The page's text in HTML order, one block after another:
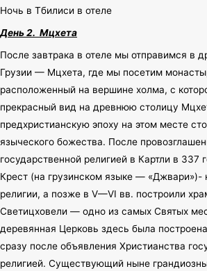
Ночь в Тбилиси в отеле
День 2. Мцхета
После завтрака в отеле мы отправимся в
Грузии — Мцхета, где мы посетим
расположенный на вершине холма, с
прекрасный вид на древнюю столицу
предхристианскую эпоху на этом месте
языческого божества. После
государственной религией в Картли в 337
Крест (на грузинском языке — «Джвари»)-
религии, а позже в V—VI вв. построили
Светицховели — одно из самых Святых
деревянная Церковь здесь была
сразу после объявления Христианства
религией. Существующий ныне